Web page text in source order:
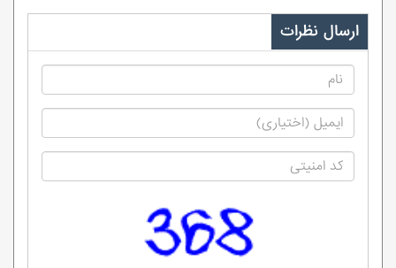
ارسال نظرات